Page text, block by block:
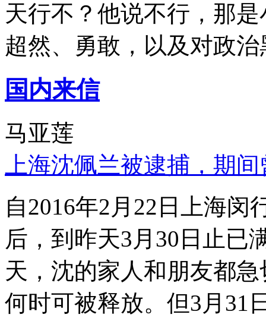
天行不？他说不行，那
超然、勇敢，以及对政
国内来信
马亚莲
上海沈佩兰被逮捕，期
自2016年2月22日上海
后，到昨天3月30日止已
天，沈的家人和朋友都
何时可被释放。但3月31